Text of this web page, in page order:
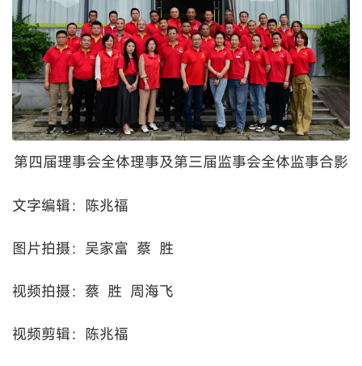
第四届理事会全体理事及第三届监事会全体监事合影
文字编辑：陈兆福
图片拍摄：吴家富 蔡 胜
视频拍摄：蔡 胜 周海飞
视频剪辑：陈兆福